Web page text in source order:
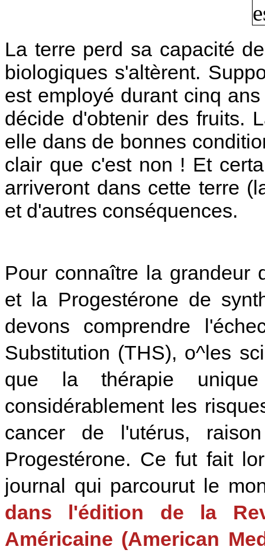
La terre perd sa capacité
biologiques s'altèrent.
est employé durant cinq
décide d'obtenir des fruits.
elle dans de bonnes
clair que c'est non ! Et
arriveront dans cette terre
et d'autres conséquences.
Pour connaître la grandeur
et la Progestérone de
devons comprendre
Substitution (THS), o^les
que la thérapie unique
considérablement les
cancer de l'utérus,
Progestérone. Ce fut fait
journal qui parcourut le
dans l'édition de la
Américaine (American